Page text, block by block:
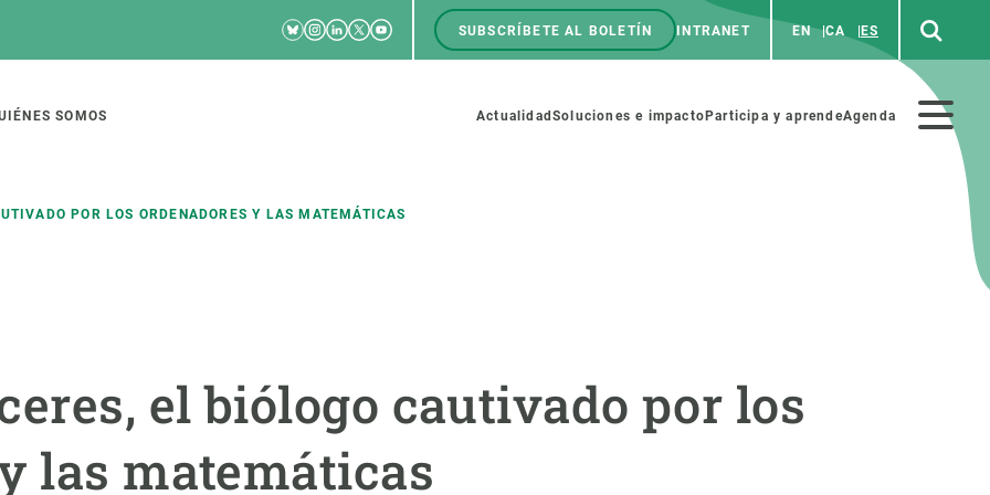
RRSS
Bluesky
Instagram
Linkedin
TwitterYoutube
Menú
top
SUBSCRÍBETE AL BOLETÍN INTRANET EN CA ES
SOMOS
Menú
Actualidad Soluciones e impacto Participa y aprendeAgenda
POR LOS ORDENADORES Y LAS MATEMÁTICAS
el biólogo cautivado por los
las matemáticas
de ecosistemas
Soluciones
Política y gestión
Estrategia de Recursos Humanos
Pide tu MSCA-PF
Haz ciencia con nosotros